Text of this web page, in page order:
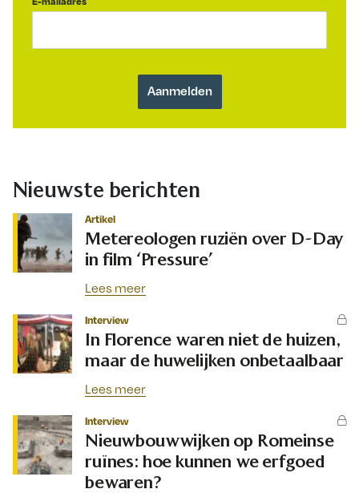
Nieuwste berichten
Artikel
Metereologen ruziën over D-Day
in film ‘Pressure’
Lees meer
Interview
In Florence waren niet de huizen,
maar de huwelijken onbetaalbaar
Lees meer
Interview
Nieuwbouwwijken op Romeinse
ruïnes: hoe kunnen we erfgoed
bewaren?